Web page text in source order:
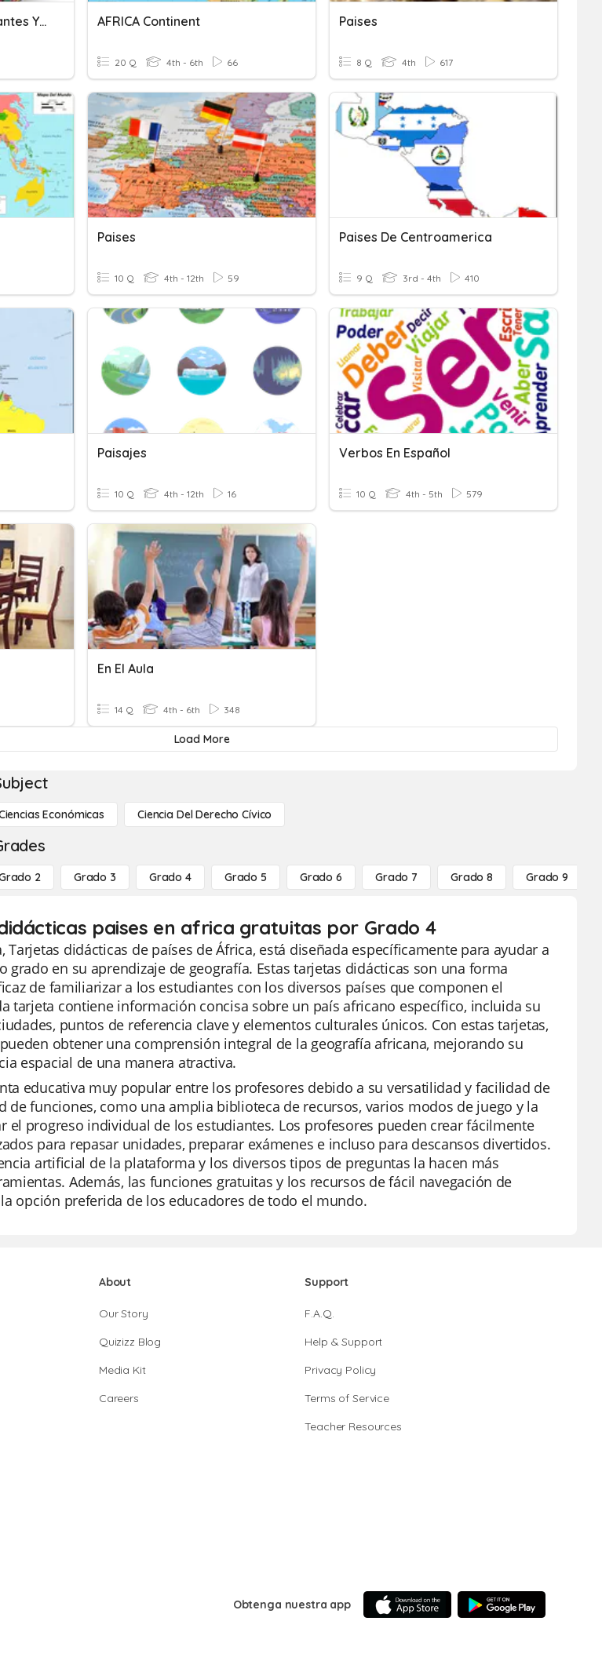
Los Paises Hispanohablantes Y Las Capitales AFRICA Continent
20 Q 4th - 6th 66
Paises
8 Q 4th 617
Paises
10 Q 4th - 12th 59
Paises De Centroamerica
9 Q 3rd - 4th 410
Paisajes
10 Q 4th - 12th 16
Verbos En Español
10 Q 4th - 5th 579
En El Aula
14 Q 4th - 6th 348
Load More
Económicas Ciencia Del Derecho Cívico
2 Grado 3 Grado 4 Grado 5 Grado 6 Grado 7 Grado 8 Grado 9
paises en africa gratuitas por Grado 4
Tarjetas didácticas de países de África, está diseñada específicamente para ayudar a
grado en su aprendizaje de geografía. Estas tarjetas didácticas son una forma
de familiarizar a los estudiantes con los diversos países que componen el
tarjeta contiene información concisa sobre un país africano específico, incluida su
puntos de referencia clave y elementos culturales únicos. Con estas tarjetas,
obtener una comprensión integral de la geografía africana, mejorando su
espacial de una manera atractiva.
educativa muy popular entre los profesores debido a su versatilidad y facilidad de
de funciones, como una amplia biblioteca de recursos, varios modos de juego y la
el progreso individual de los estudiantes. Los profesores pueden crear fácilmente
para repasar unidades, preparar exámenes e incluso para descansos divertidos.
artificial de la plataforma y los diversos tipos de preguntas la hacen más
Además, las funciones gratuitas y los recursos de fácil navegación de
opción preferida de los educadores de todo el mundo.
About
Our Story
Quizizz Blog
Media Kit
Careers
Support
F.A.Q.
Help & Support
Privacy Policy
Terms of Service
Teacher Resources
Obtenga nuestra app